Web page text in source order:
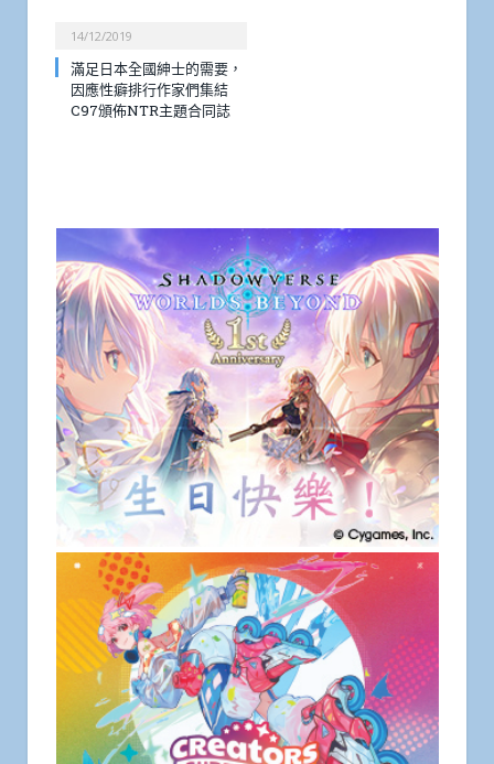
14/12/2019
滿足日本全國紳士的需要，
因應性癖排行作家們集結
C97頒佈NTR主題合同誌